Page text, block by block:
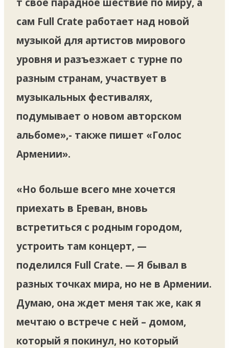
сам Full Crate работает над новой
музыкой для артистов мирового
уровня и разъезжает с турне по
разным странам, участвует в
музыкальных фестивалях,
подумывает о новом авторском
альбоме»,- также пишет «Голос
Армении».
«Но больше всего мне хочется
приехать в Ереван, вновь
встретиться с родным городом,
устроить там концерт, —
поделился Full Crate. — Я бывал в
разных точках мира, но не в Армении.
Думаю, она ждет меня так же, как я
мечтаю о встрече с ней – домом,
который я покинул, но который